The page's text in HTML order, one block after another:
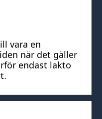
vara en
när det gäller
endast lakto